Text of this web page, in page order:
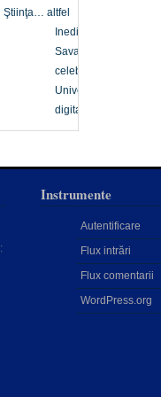
Ştiinţa… altfel
Inedit
Savanți
celebri
Univers
digital
:
Instrumente
Autentificare
Flux intrări
Flux comentarii
WordPress.org